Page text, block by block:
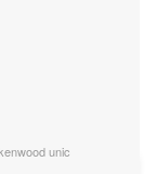
unic